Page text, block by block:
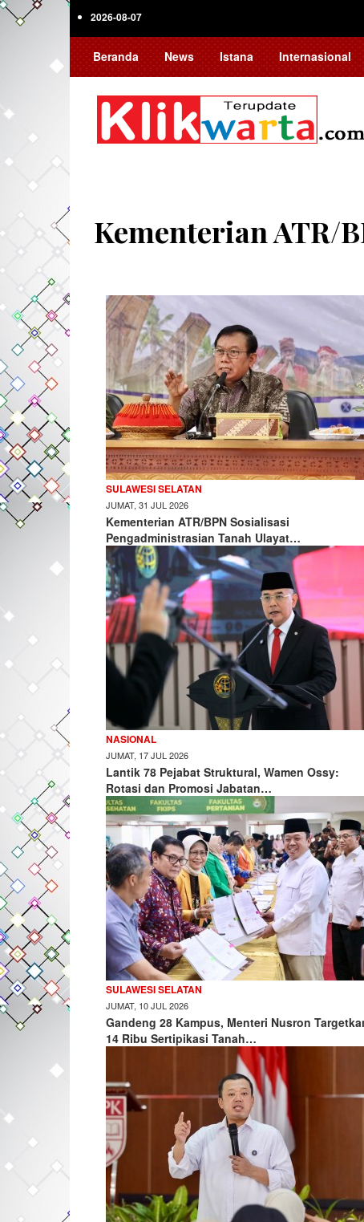
Skip
2026-08-07
Beranda News Istana Internasional
Kementerian ATR/
SULAWESI SELATAN
JUMAT, 31 JUL 2026
Kementerian ATR/BPN Sosialisasi
Pengadministrasian Tanah Ulayat…
NASIONAL
JUMAT, 17 JUL 2026
Lantik 78 Pejabat Struktural, Wamen Ossy:
Rotasi dan Promosi Jabatan…
SULAWESI SELATAN
JUMAT, 10 JUL 2026
Gandeng 28 Kampus, Menteri Nusron
14 Ribu Sertipikasi Tanah…
Pagination